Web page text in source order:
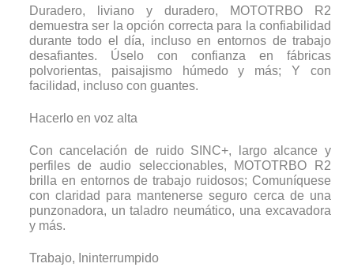
Duradero, liviano y duradero, MOTOTRBO R2
demuestra ser la opción correcta para la confiabilidad
durante todo el día, incluso en entornos de trabajo
desafiantes. Úselo con confianza en fábricas
polvorientas, paisajismo húmedo y más; Y con
facilidad, incluso con guantes.
Hacerlo en voz alta
Con cancelación de ruido SINC+, largo alcance y
perfiles de audio seleccionables, MOTOTRBO R2
brilla en entornos de trabajo ruidosos; Comuníquese
con claridad para mantenerse seguro cerca de una
punzonadora, un taladro neumático, una excavadora
y más.
Trabajo, Ininterrumpido